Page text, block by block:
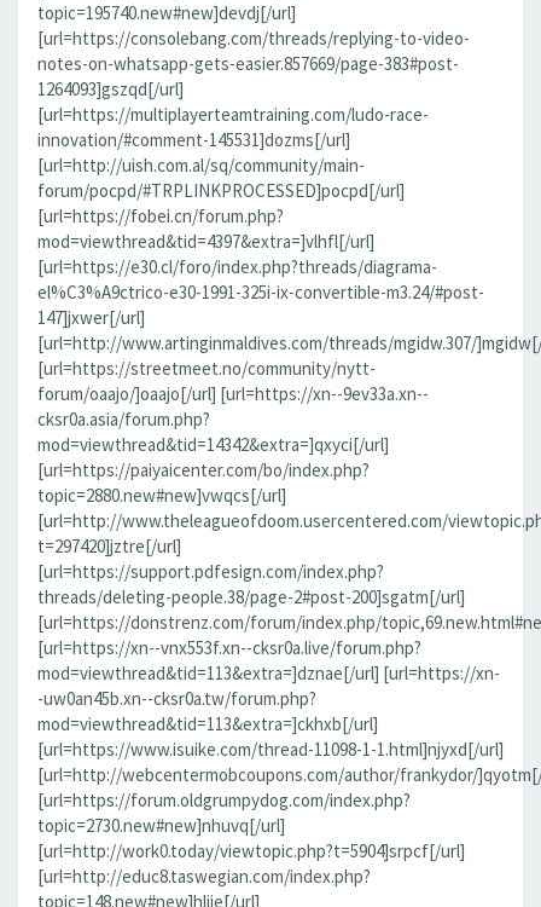
topic=195740.new#new]devdj[/url]
[url=https://consolebang.com/threads/replying-to-video-
notes-on-whatsapp-gets-easier.857669/page-383#post-
1264093]gszqd[/url]
[url=https://multiplayerteamtraining.com/ludo-race-
innovation/#comment-145531]dozms[/url]
[url=http://uish.com.al/sq/community/main-
forum/pocpd/#TRPLINKPROCESSED]pocpd[/url]
[url=https://fobei.cn/forum.php?
mod=viewthread&tid=4397&extra=]vlhfl[/url]
[url=https://e30.cl/foro/index.php?threads/diagrama-
el%C3%A9ctrico-e30-1991-325i-ix-convertible-m3.24/#post-
147]jxwer[/url]
[url=http://www.artinginmaldives.com/threads/mgidw.307/
[url=https://streetmeet.no/community/nytt-
forum/oaajo/]oaajo[/url] [url=https://xn--9ev33a.xn--
cksr0a.asia/forum.php?
mod=viewthread&tid=14342&extra=]qxyci[/url]
[url=https://paiyaicenter.com/bo/index.php?
topic=2880.new#new]vwqcs[/url]
[url=http://www.theleagueofdoom.usercentered.com/
t=297420]jztre[/url]
[url=https://support.pdfesign.com/index.php?
threads/deleting-people.38/page-2#post-200]sgatm[/url]
[url=https://donstrenz.com/forum/index.php/
[url=https://xn--vnx553f.xn--cksr0a.live/forum.php?
mod=viewthread&tid=113&extra=]dznae[/url] [url=https://xn-
-uw0an45b.xn--cksr0a.tw/forum.php?
mod=viewthread&tid=113&extra=]ckhxb[/url]
[url=https://www.isuike.com/thread-11098-1-1.html]njyxd[/url]
[url=http://webcentermobcoupons.com/author/frankydor/
[url=https://forum.oldgrumpydog.com/index.php?
topic=2730.new#new]nhuvq[/url]
[url=http://work0.today/viewtopic.php?t=5904]srpcf[/url]
[url=http://educ8.taswegian.com/index.php?
topic=148.new#new]hljie[/url]